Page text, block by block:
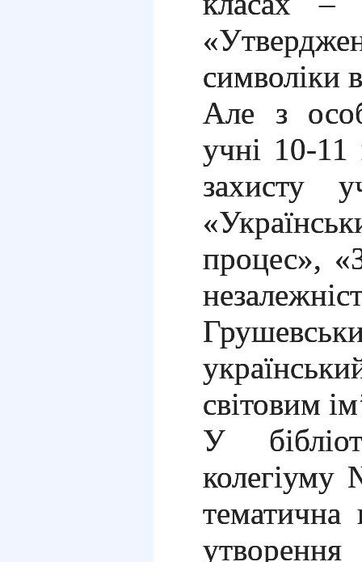
символіки
Але з
учні 10-11
захисту
процес»,
світовим
У
тематична